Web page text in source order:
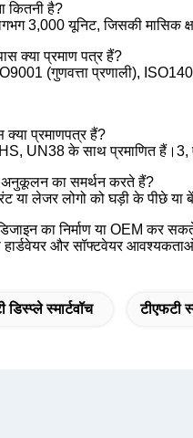
कितनी है?
3,000 यूनिट, जिसकी मासिक
क्या प्रमाण पत्र हैं?
(गुणवत्ता प्रणाली),
प्रमाणपत्र हैं?
UN38 के साथ प्रमाणित
का समर्थन करते हैं?
या लेजर लोगो को घड़ी के पीछे
का निर्माण या OEM कर
और सॉफ्टवेयर आवश्यकताओं
डिस्प्ले स्मार्टवॉच टीएफटी